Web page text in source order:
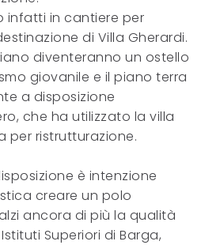
infatti in cantiere per
di Villa Gherardi.
diventeranno un ostello
giovanile e il piano terra
a disposizione
che ha utilizzato la villa
per ristrutturazione.
è intenzione
creare un polo
ancora di più la qualità
Superiori di Barga,